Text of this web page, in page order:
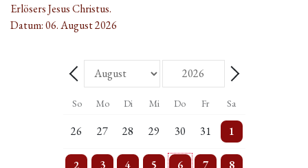
Erlösers Jesus Christus.
Datum:06. August 2026
Zurück - Monat
Monat
Weiter - Monat
So Mo Di Mi Do Fr Sa
26
5 Veranstaltungen
27
Einzelne Veranstaltung
28
2 Veranstaltungen
29
Einzelne Veranstaltung
30
2 Veranstaltungen
31
Einzelne Veranstaltung
1
5 Veranstaltungen
2
4 Veranstaltungen
3
3 Veranstaltungen
4
3 Veranstaltungen
5
4 Veranstaltungen
6
4 Veranstaltungen
7
3 Veranstaltungen
8
5 Veranstaltungen